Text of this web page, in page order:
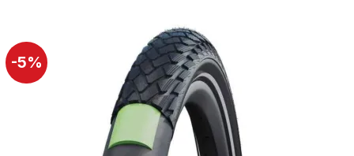
-5%